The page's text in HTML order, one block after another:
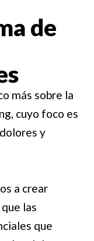
de
más sobre la
cuyo foco es
y
a crear
las
que